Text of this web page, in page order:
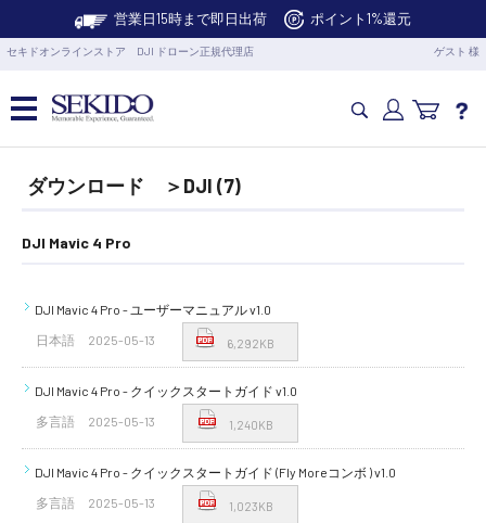
営業日15時まで即日出荷 ポイント1%還元
セキドオンラインストア DJI ドローン正規代理店 ゲスト 様
カメラドローン・生活家電
カメラ・スタビライザー
業務用ドローン・業務関連製品
水中ドローン(ROV)・水中スクーター
講習会･国家資格･WEBセミナー
ダウンロード ＞DJI (7)
DJI Mavic 4 Pro
DJI Mavic 4 Pro - ユーザーマニュアル v1.0
日本語
2025-05-13 6,292KB
DJI Mavic 4 Pro - クイックスタートガイド v1.0
多言語
2025-05-13 1,240KB
DJI Mavic 4 Pro - クイックスタートガイド (Fly Moreコンボ ) v1.0
多言語
2025-05-13 1,023KB